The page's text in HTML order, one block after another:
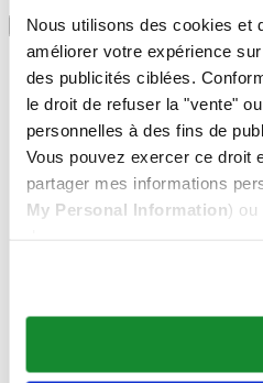
Nous utilisons des cookies et
améliorer votre expérience
des publicités ciblées.
le droit de refuser la "vente"
personnelles à des fins de
Vous pouvez exercer ce droit
partager mes informations
My Personal Information) ou
Sélecteur de langue
Autriche
Belgique
Dutch
Chine
English
简体中文
English